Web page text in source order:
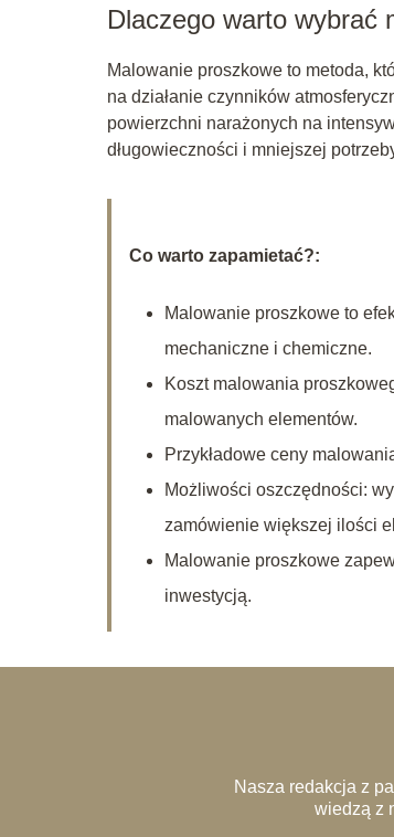
Dlaczego warto wybrać
Malowanie proszkowe to metoda,
na działanie czynników
powierzchni narażonych na
długowieczności i mniejszej
Co warto zapamietać?:
Malowanie proszkowe to
mechaniczne i chemiczne.
Koszt malowania
malowanych elementów.
Przykładowe ceny
Możliwości oszczędności:
zamówienie większej ilości
Malowanie proszkowe
inwestycją.
Nasza redakcja z
wiedzą z